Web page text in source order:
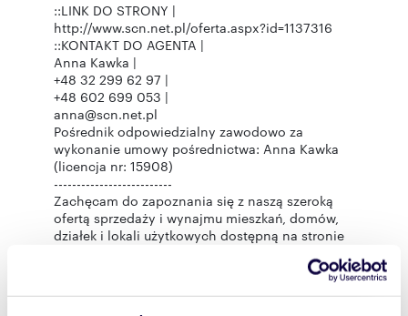
::LINK DO STRONY |
http://www.scn.net.pl/oferta.aspx?id=1137316
::KONTAKT DO AGENTA |
Anna Kawka |
+48 32 299 62 97 |
+48 602 699 053 |
anna@scn.net.pl
Pośrednik odpowiedzialny zawodowo za
wykonanie umowy pośrednictwa: Anna Kawka
(licencja nr: 15908)
--------------------------
Zachęcam do zapoznania się z naszą szeroką
ofertą sprzedaży i wynajmu mieszkań, domów,
działek i lokali użytkowych dostępną na stronie